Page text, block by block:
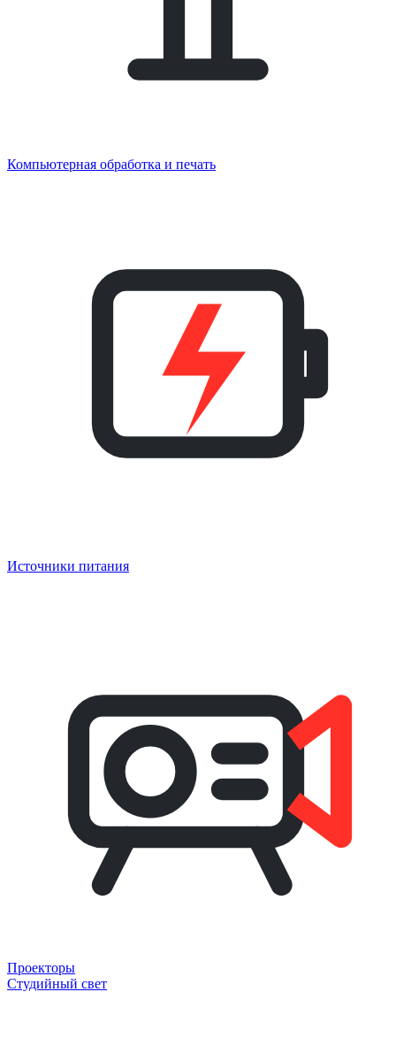
Компьютерная обработка и печать
Источники питания
Проекторы
Студийный свет